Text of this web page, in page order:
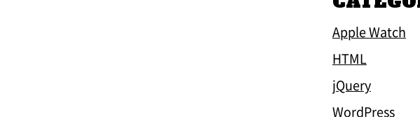
Apple Watch
HTML
jQuery
WordPress